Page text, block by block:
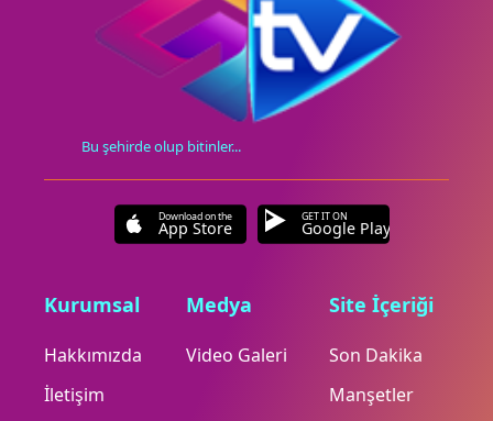
Bu şehirde olup bitinler...
Download on the
App Store
GET IT ON
Google Play
Kurumsal
Hakkımızda
İletişim
Medya
Video Galeri
Site İçeriği
Son Dakika
Manşetler